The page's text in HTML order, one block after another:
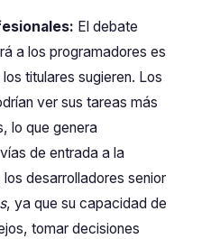
El debate
a los programadores es
titulares sugieren. Los
ver sus tareas más
lo que genera
de entrada a la
desarrolladores senior
, ya que su capacidad de
tomar decisiones